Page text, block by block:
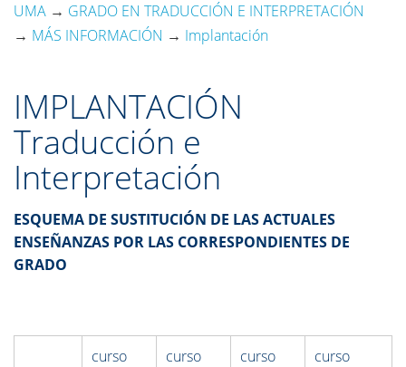
UMA → GRADO EN TRADUCCIÓN E INTERPRETACIÓN
→ MÁS INFORMACIÓN → Implantación
IMPLANTACIÓN
Traducción e
Interpretación
ESQUEMA DE SUSTITUCIÓN DE LAS ACTUALES
ENSEÑANZAS POR LAS CORRESPONDIENTES DE
GRADO
curso curso curso curso